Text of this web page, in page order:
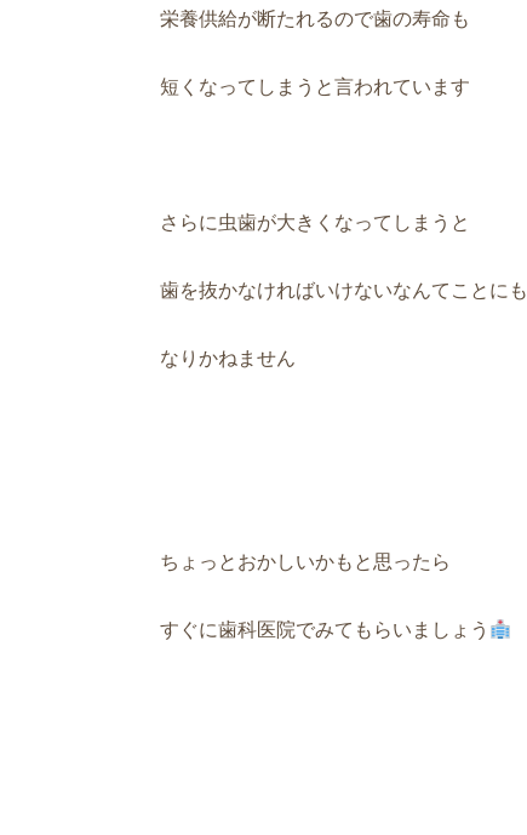
栄養供給が断たれるので歯の寿命も
短くなってしまうと言われています
さらに虫歯が大きくなってしまうと
歯を抜かなければいけないなんてことにも
なりかねません
ちょっとおかしいかもと思ったら
すぐに歯科医院でみてもらいましょう